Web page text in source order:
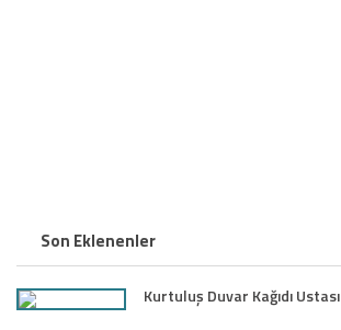
Son Eklenenler
Kurtuluş Duvar Kağıdı Ustası